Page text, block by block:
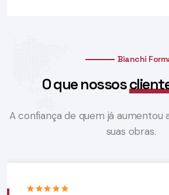
Bianchi
O que nossos
A confiança de quem já aumentou
suas obras.